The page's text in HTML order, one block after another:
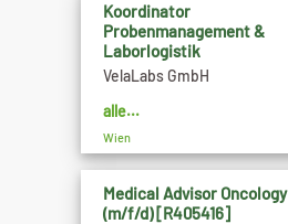
Koordinator
Probenmanagement &
Laborlogistik
VelaLabs GmbH
alle...
Wien
Medical Advisor Oncology
(m/f/d) [R405416]